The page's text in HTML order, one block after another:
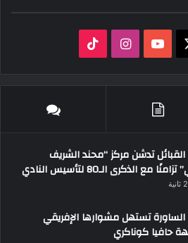
‫YouTubeانستقرام
تدشن مركز “محند الشريف
مع الذكرى الـ80 لتأسيس النادي
تستهل مشوارها الإفريقي
حافيا كوناكري